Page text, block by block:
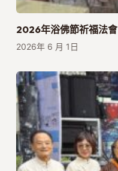
2026年浴佛節祈福法會
2026年 6 月 1日